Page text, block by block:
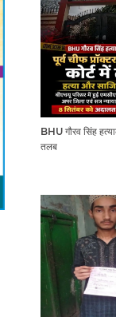
BHU गौरव सिंह
तलब